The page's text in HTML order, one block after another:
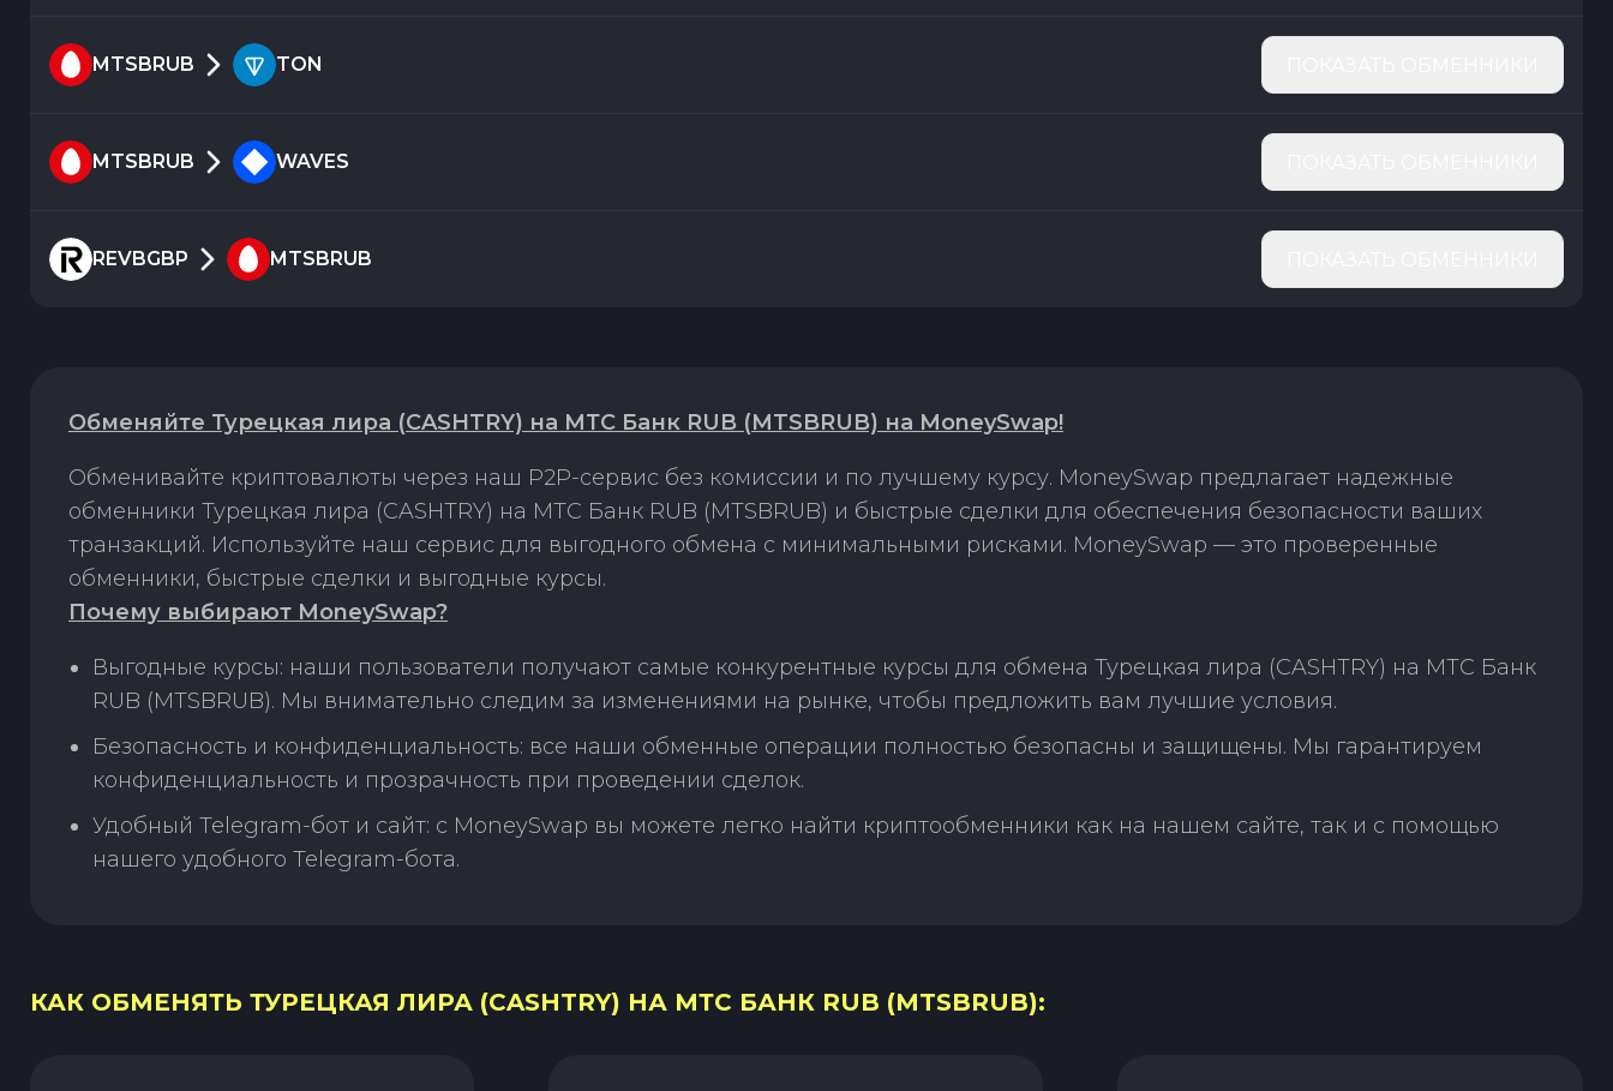
MTSBRUB TON
MTSBRUB WAVES
REVBGBP MTSBRUB
Обменяйте Турецкая лира (CASHTRY) на МТС Банк RUB (MTSBRUB) на MoneySwap!
Обменивайте криптовалюты через наш P2P-сервис без комиссии и по лучшему курсу. MoneySwap предлагает надежные
обменники Турецкая лира (CASHTRY) на МТС Банк RUB (MTSBRUB) и быстрые сделки для обеспечения безопасности ваших
транзакций. Используйте наш сервис для выгодного обмена с минимальными рисками. MoneySwap — это проверенные
обменники, быстрые сделки и выгодные курсы.
Почему выбирают MoneySwap?
Выгодные курсы: наши пользователи получают самые конкурентные курсы для обмена Турецкая лира (CASHTRY) на МТС Банк
RUB (MTSBRUB). Мы внимательно следим за изменениями на рынке, чтобы предложить вам лучшие условия.
Безопасность и конфиденциальность: все наши обменные операции полностью безопасны и защищены. Мы гарантируем
конфиденциальность и прозрачность при проведении сделок.
Удобный Telegram-бот и сайт: с MoneySwap вы можете легко найти криптообменники как на нашем сайте, так и с помощью
нашего удобного Telegram-бота.
КАК ОБМЕНЯТЬ ТУРЕЦКАЯ ЛИРА (CASHTRY) НА МТС БАНК RUB (MTSBRUB):